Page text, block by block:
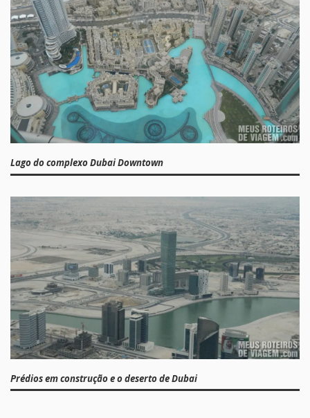
Lago do complexo Dubai Downtown
Prédios em construção e o deserto de Dubai